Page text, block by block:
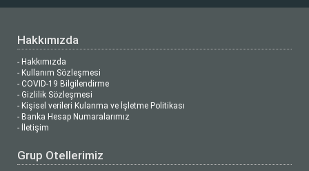
Hakkımızda
- Hakkımızda
- Kullanım Sözleşmesi
- COVID-19 Bilgilendirme
- Gizlilik Sözleşmesi
- Kişisel verileri Kulanma ve İşletme Politikası
- Banka Hesap Numaralarımız
- İletişim
Grup Otellerimiz